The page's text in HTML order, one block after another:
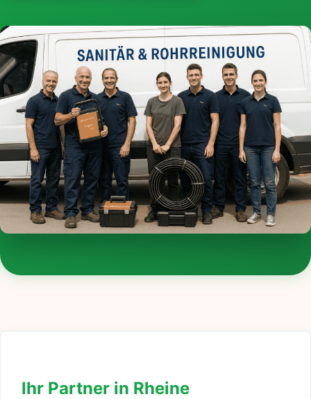
Ihr Partner in Rheine